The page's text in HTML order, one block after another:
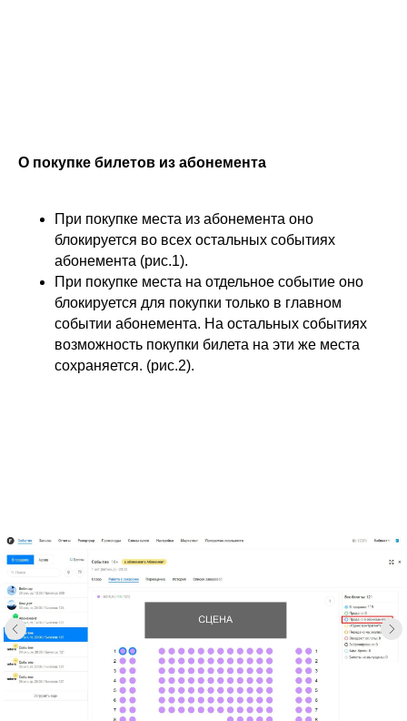
О покупке билетов из абонемента
При покупке места из абонемента оно
блокируется во всех остальных событиях
абонемента (рис.1).
При покупке места на отдельное событие оно
блокируется для покупки только в главном
событии абонемента. На остальных событиях
возможность покупки билета на эти же места
сохраняется. (рис.2).